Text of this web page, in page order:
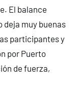
El balance
deja muy buenas
participantes y
por Puerto
de fuerza,